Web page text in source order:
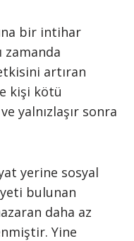
bir intihar
zamanda
artıran
kişi kötü
yalnızlaşır sonra
yerine sosyal
bulunan
daha az
Yine